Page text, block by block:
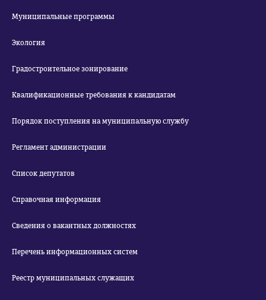
Муниципальные программы
Экология
Градостроительное зонирование
Квалификационные требования к кандидатам
Порядок поступления на муниципальную службу
Регламент администрации
Список депутатов
Справочная информация
Сведения о вакантных должностях
Перечень информационных систем
Реестр муниципальных служащих